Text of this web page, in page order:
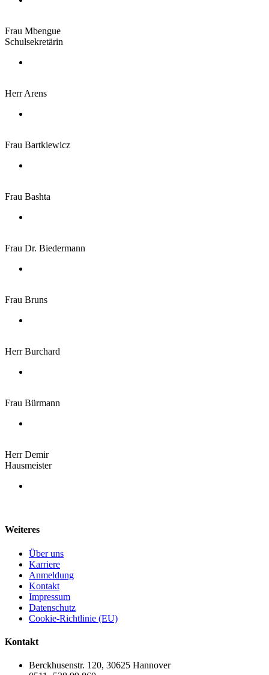
Frau Mbengue
Schulsekretärin
Herr Arens
Frau Bartkiewicz
Frau Bashta
Frau Dr. Biedermann
Frau Bruns
Herr Burchard
Frau Bürmann
Herr Demir
Hausmeister
Weiteres
Über uns
Karriere
Anmeldung
Kontakt
Impressum
Datenschutz
Cookie-Richtlinie (EU)
Kontakt
Berckhusenstr. 120, 30625 Hannover